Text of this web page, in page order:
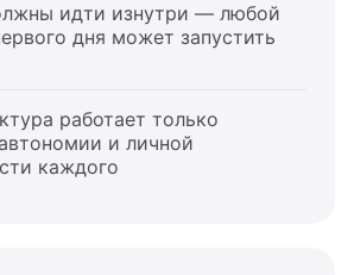
идти изнутри — любой
дня может запустить
работает только
и личной
каждого